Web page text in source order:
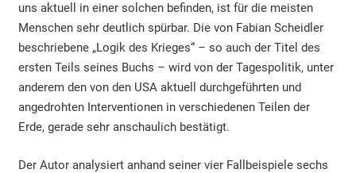
uns aktuell in einer solchen befinden, ist für die meisten
Menschen sehr deutlich spürbar. Die von Fabian Scheidler
beschriebene „Logik des Krieges“ – so auch der Titel des
ersten Teils seines Buchs – wird von der Tagespolitik, unter
anderem den von den USA aktuell durchgeführten und
angedrohten Interventionen in verschiedenen Teilen der
Erde, gerade sehr anschaulich bestätigt.
Der Autor analysiert anhand seiner vier Fallbeispiele sechs